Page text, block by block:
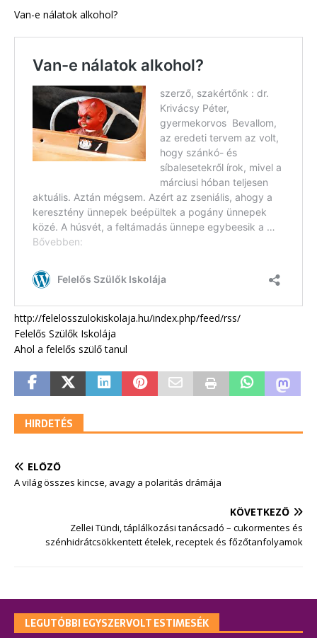
Van-e nálatok alkohol?
http://felelosszulokiskolaja.hu/index.php/feed/rss/
Felelős Szülők Iskolája
Ahol a felelős szülő tanul
HIRDETÉS
ELŐZŐ
A világ összes kincse, avagy a polaritás drámája
KÖVETKEZŐ
Zellei Tündi, táplálkozási tanácsadó – cukormentes és
szénhidrátcsökkentett ételek, receptek és főzőtanfolyamok
LEGUTÓBBI EGYSZERVOLT ESTIMESÉK